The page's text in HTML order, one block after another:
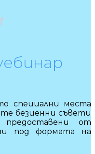
специални места
безценни съвети
от
под формата на